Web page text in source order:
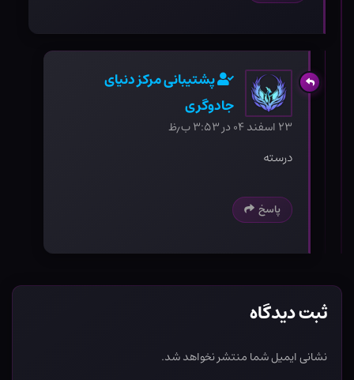
پشتیبانی مرکز دنیای
جادوگری
۲۳ اسفند ۰۴ در ۳:۵۳ ب٫ظ
درسته
پاسخ
ثبت دیدگاه
نشانی ایمیل شما منتشر نخواهد شد.